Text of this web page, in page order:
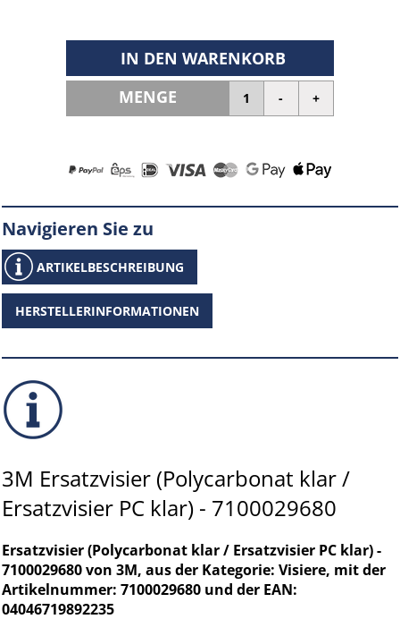
IN DEN WARENKORB
MENGE
Navigieren Sie zu
ARTIKELBESCHREIBUNG
HERSTELLERINFORMATIONEN
3M Ersatzvisier (Polycarbonat klar /
Ersatzvisier PC klar) - 7100029680
Ersatzvisier (Polycarbonat klar / Ersatzvisier PC klar) -
7100029680 von 3M, aus der Kategorie: Visiere, mit der
Artikelnummer: 7100029680 und der EAN:
04046719892235